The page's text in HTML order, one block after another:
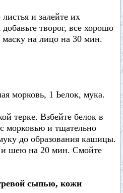
и залейте их
творог, все хорошо
на лицо на 30 мин.
морковь, 1 Ьелок, мука.
терке. Взбейте белок в
морковью и тщательно
до образования кашицы.
и шею на 20 мин. Смойте
сыпью, кожи